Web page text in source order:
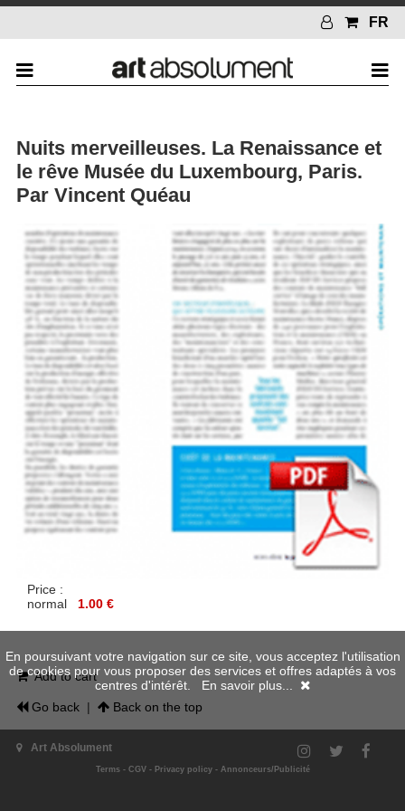
FR
Nuits merveilleuses. La Renaissance et
le rêve Musée du Luxembourg, Paris.
Par Vincent Quéau
Price :
normal
1.00 €
Add to cart
Go back| Back on the top
Art Absolument
Terms- CGV- Privacy policy- Annonceurs/Publicité
En poursuivant votre navigation sur ce site, vous acceptez l'utilisation
de cookies pour vous proposer des services et offres adaptés à vos
centres d'intérêt. En savoir plus...